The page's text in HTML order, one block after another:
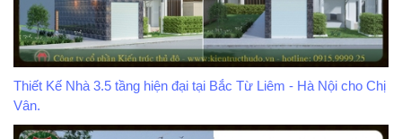
Thiết Kế Nhà 3.5 tầng hiện đại tại Bắc Từ Liêm - Hà Nội cho Chị
Vân.